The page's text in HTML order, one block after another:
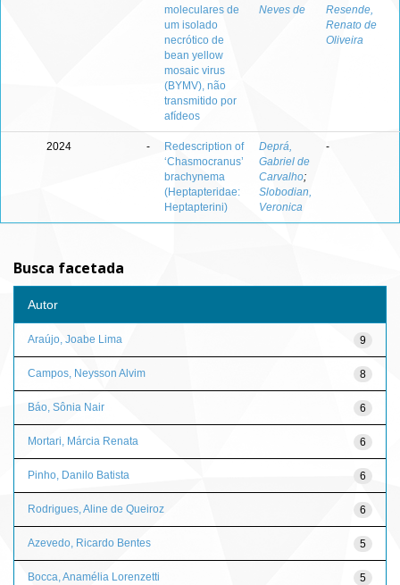
moleculares de
um isolado
necrótico de
bean yellow
mosaic virus
(BYMV), não
transmitido por
afídeos
Neves de
Resende,
Renato de
Oliveira
2024 -
Redescription of
‘Chasmocranus’
brachynema
(Heptapteridae:
Heptapterini)
Deprá,
Gabriel de
Carvalho;
Slobodian,
Veronica
-
Busca facetada
Autor
9
Araújo, Joabe Lima
8
Campos, Neysson Alvim
6
Báo, Sônia Nair
6
Mortari, Márcia Renata
6
Pinho, Danilo Batista
6
Rodrigues, Aline de Queiroz
5
Azevedo, Ricardo Bentes
5
Bocca, Anamélia Lorenzetti